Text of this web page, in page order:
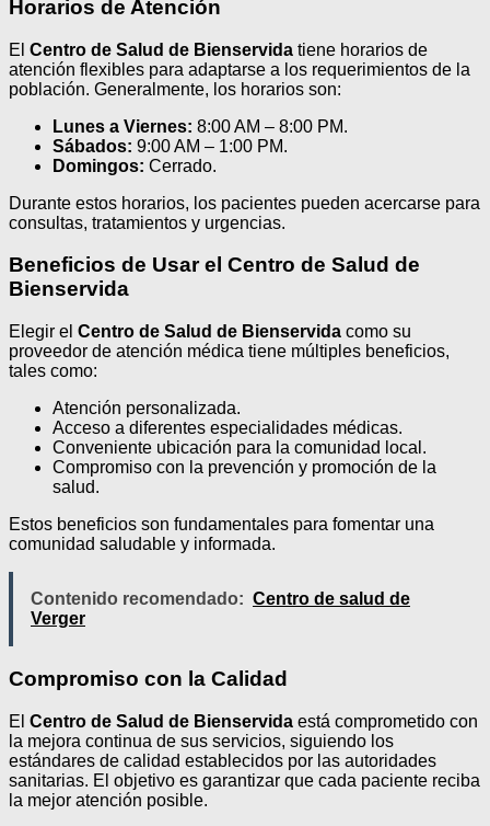
Horarios de Atención
El Centro de Salud de Bienservida tiene horarios de
atención flexibles para adaptarse a los requerimientos de la
población. Generalmente, los horarios son:
Lunes a Viernes: 8:00 AM – 8:00 PM.
Sábados: 9:00 AM – 1:00 PM.
Domingos: Cerrado.
Durante estos horarios, los pacientes pueden acercarse para
consultas, tratamientos y urgencias.
Beneficios de Usar el Centro de Salud de
Bienservida
Elegir el Centro de Salud de Bienservida como su
proveedor de atención médica tiene múltiples beneficios,
tales como:
Atención personalizada.
Acceso a diferentes especialidades médicas.
Conveniente ubicación para la comunidad local.
Compromiso con la prevención y promoción de la
salud.
Estos beneficios son fundamentales para fomentar una
comunidad saludable y informada.
Contenido recomendado: Centro de salud de
Verger
Compromiso con la Calidad
El Centro de Salud de Bienservida está comprometido con
la mejora continua de sus servicios, siguiendo los
estándares de calidad establecidos por las autoridades
sanitarias. El objetivo es garantizar que cada paciente reciba
la mejor atención posible.